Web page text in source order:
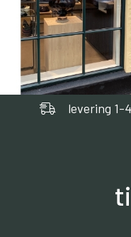
levering 1-